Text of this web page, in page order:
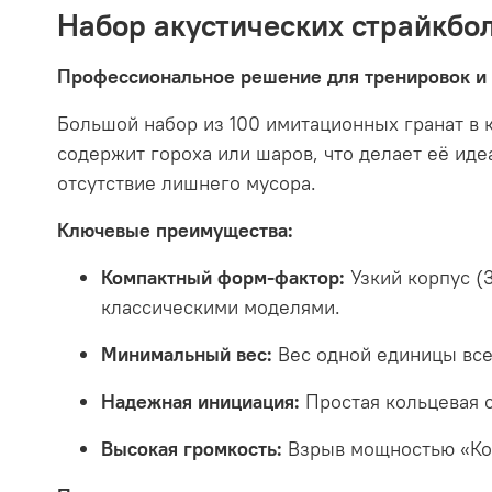
Набор акустических
Профессиональное решение для тренировок
Большой набор из 100 имитационных гранат
содержит гороха или шаров, что делает её
отсутствие лишнего мусора.
Ключевые преимущества:
Компактный форм-фактор: Узкий корпус
классическими моделями.
Минимальный вес: Вес одной единицы
Надежная инициация: Простая кольцевая
Высокая громкость: Взрыв мощностью